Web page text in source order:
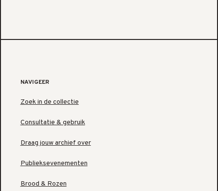
NAVIGEER
Zoek in de collectie
Consultatie & gebruik
Draag jouw archief over
Publieksevenementen
Brood & Rozen